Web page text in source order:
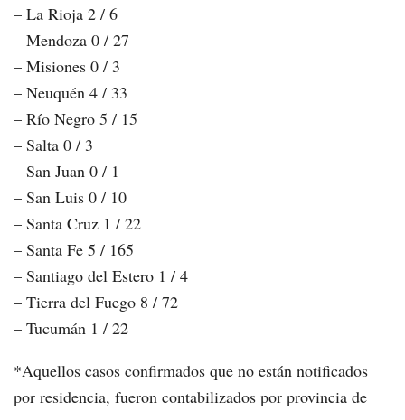
– La Rioja 2 / 6
– Mendoza 0 / 27
– Misiones 0 / 3
– Neuquén 4 / 33
– Río Negro 5 / 15
– Salta 0 / 3
– San Juan 0 / 1
– San Luis 0 / 10
– Santa Cruz 1 / 22
– Santa Fe 5 / 165
– Santiago del Estero 1 / 4
– Tierra del Fuego 8 / 72
– Tucumán 1 / 22
*Aquellos casos confirmados que no están notificados
por residencia, fueron contabilizados por provincia de